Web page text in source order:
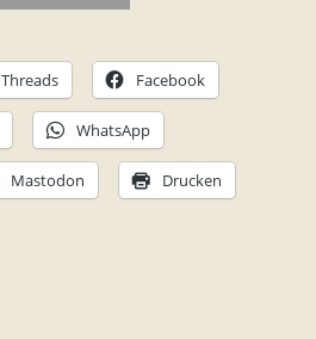
Threads Facebook
WhatsApp
Mastodon Drucken